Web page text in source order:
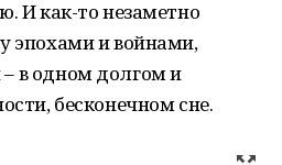
И как-то незаметно
эпохами и войнами,
в одном долгом и
бесконечном сне.